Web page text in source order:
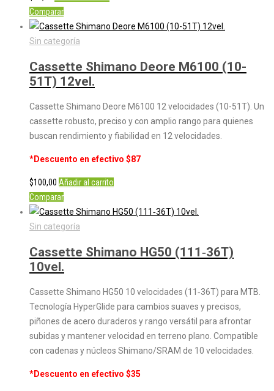
Comparar
Sin categoría
Cassette Shimano Deore M6100 (10-
51T) 12vel.
Cassette Shimano Deore M6100 12 velocidades (10-51T). Un
cassette robusto, preciso y con amplio rango para quienes
buscan rendimiento y fiabilidad en 12 velocidades.
*Descuento en efectivo $87
$100,00 Añadir al carrito
Comparar
Sin categoría
Cassette Shimano HG50 (111‑36T)
10vel.
Cassette Shimano HG50 10 velocidades (11‑36T) para MTB.
Tecnología HyperGlide para cambios suaves y precisos,
piñones de acero duraderos y rango versátil para afrontar
subidas y mantener velocidad en terreno plano. Compatible
con cadenas y núcleos Shimano/SRAM de 10 velocidades.
*Descuento en efectivo $35